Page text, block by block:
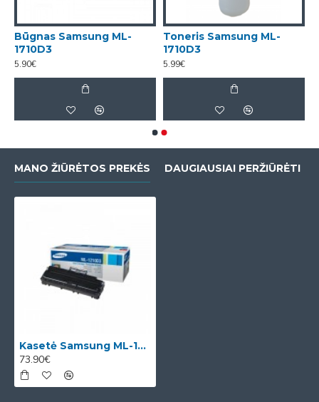
Būgnas Samsung ML-
1710D3
5.90€
Toneris Samsung ML-
1710D3
5.99€
MANO ŽIŪRĖTOS PREKĖS DAUGIAUSIAI PERŽIŪRĖTI
Kasetė Samsung ML-1710D3 OEM
73.90€